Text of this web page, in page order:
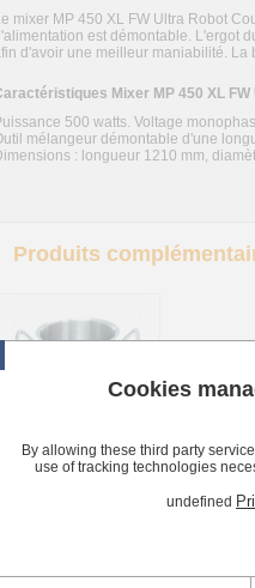
mixer MP 450 XL FW Ultra Robot
est démontable. L'ergot
d'avoir une meilleur maniabilité. La
Mixer MP 450 XL FW
500 watts. Voltage
mélangeur démontable d'une
: longueur 1210 mm,
Produits
Cookies
By allowing these third party
use of tracking technologies
undefined